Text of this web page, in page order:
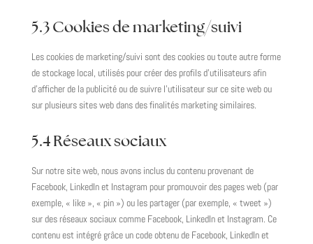
5.3 Cookies de marketing/suivi
Les cookies de marketing/suivi sont des cookies ou toute autre forme
de stockage local, utilisés pour créer des profils d’utilisateurs afin
d’afficher de la publicité ou de suivre l’utilisateur sur ce site web ou
sur plusieurs sites web dans des finalités marketing similaires.
5.4 Réseaux sociaux
Sur notre site web, nous avons inclus du contenu provenant de
Facebook, LinkedIn et Instagram pour promouvoir des pages web (par
exemple, « like », « pin ») ou les partager (par exemple, « tweet »)
sur des réseaux sociaux comme Facebook, LinkedIn et Instagram. Ce
contenu est intégré grâce un code obtenu de Facebook, LinkedIn et